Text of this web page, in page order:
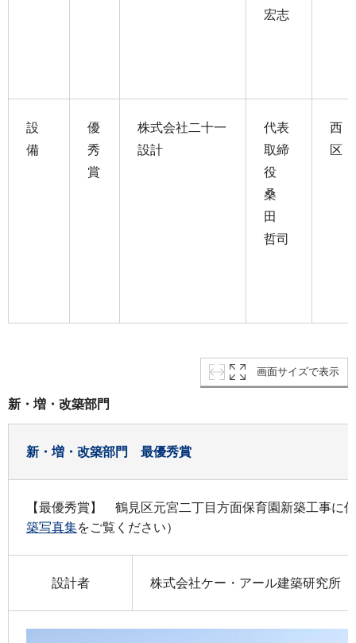
宏志
設
備
優
秀
賞
株式会社二十一
設計
代表
取締
役
桑
田
哲司
西
区
画面サイズで表示
新・増・改築部門
新・増・改築部門 最優秀賞
【最優秀賞】 鶴見区元宮二丁目方面保育園新築工事に
築写真集をご覧ください）
設計者 株式会社ケー・アール建築研究所